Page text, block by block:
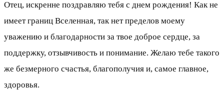
Отец, искренне поздравляю тебя с днем рождения! Как не
имеет границ Вселенная, так нет пределов моему
уважению и благодарности за твое доброе сердце, за
поддержку, отзывчивость и понимание. Желаю тебе такого
же безмерного счастья, благополучия и, самое главное,
здоровья.